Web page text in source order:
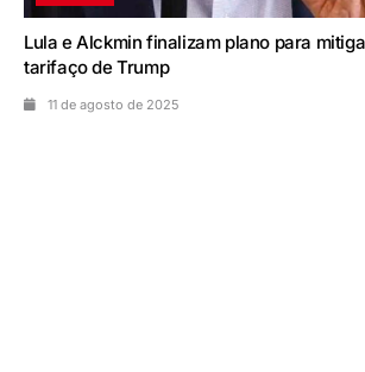
Lula e Alckmin finalizam plano para
tarifaço de Trump
11 de agosto de 2025